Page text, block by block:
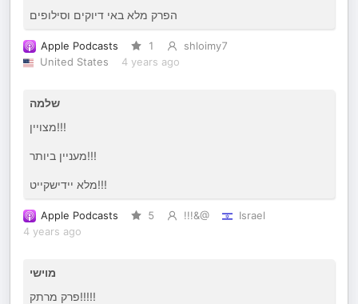
הפרק מלא באי דיוקים וסילופים
Apple Podcasts 1
shloimy7
United States
4 years ago
שלמה
מצויין!!!
מעניין ביותר!!!
מלא יידישקייט!!!
Apple Podcasts 5 !!!&@
Israel
4 years ago
מוישי
פרק מרתק!!!!!